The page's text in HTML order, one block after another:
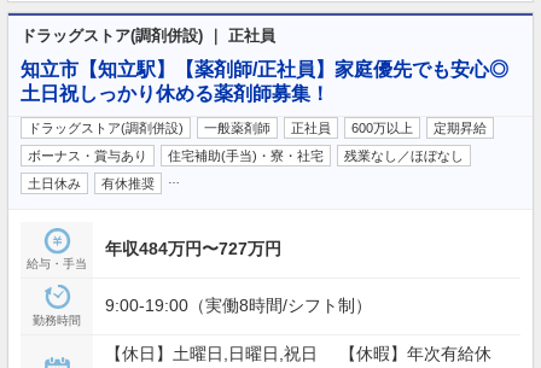
ドラッグストア(調剤併設) ｜ 正社員
知立市【知立駅】【薬剤師/正社員】家庭優先でも安心◎
土日祝しっかり休める薬剤師募集！
ドラッグストア(調剤併設) 一般薬剤師 正社員 600万以上
定期昇給
ボーナス・賞与あり
住宅補助(手当)・寮・社宅
残業なし／ほぼなし
土日休み
有休推奨
給与・手当
年収484万円〜727万円
勤務時間
9:00-19:00（実働8時間/シフト制）
【休日】土曜日,日曜日,祝日 【休暇】年次有給休